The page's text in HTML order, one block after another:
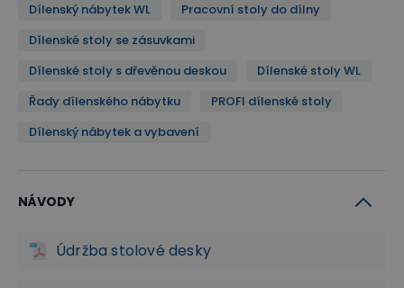
Dílenský nábytek WL
Pracovní stoly do dílny
Dílenské stoly se zásuvkami
Dílenské stoly s dřevěnou deskou
Dílenské stoly WL
Řady dílenského nábytku
PROFI dílenské stoly
Dílenský nábytek a vybavení
NÁVODY
Údržba stolové desky